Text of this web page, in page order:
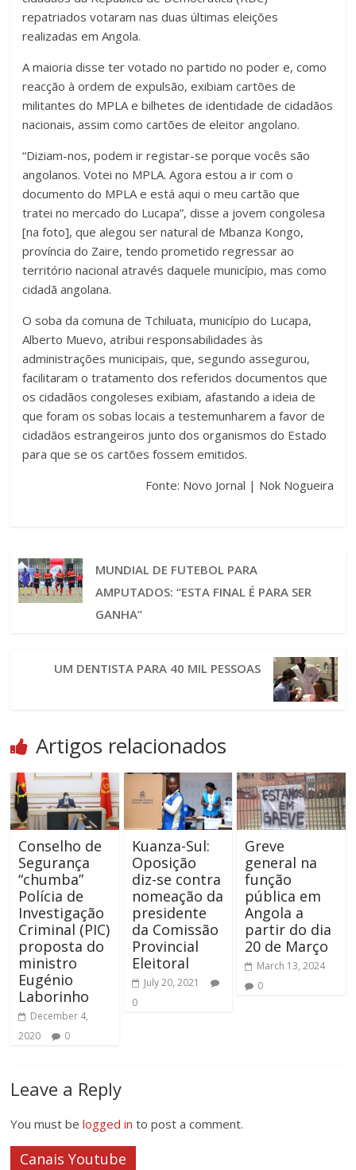
repatriados votaram nas duas últimas eleições
realizadas em Angola.
A maioria disse ter votado no partido no poder e, como
reacção à ordem de expulsão, exibiam cartões de
militantes do MPLA e bilhetes de identidade de cidadãos
nacionais, assim como cartões de eleitor angolano.
“Diziam-nos, podem ir registar-se porque vocês são
angolanos. Votei no MPLA. Agora estou a ir com o
documento do MPLA e está aqui o meu cartão que
tratei no mercado do Lucapa”, disse a jovem congolesa
[na foto], que alegou ser natural de Mbanza Kongo,
província do Zaire, tendo prometido regressar ao
território nacional através daquele município, mas como
cidadã angolana.
O soba da comuna de Tchiluata, município do Lucapa,
Alberto Muevo, atribui responsabilidades às
administrações municipais, que, segundo assegurou,
facilitaram o tratamento dos referidos documentos que
os cidadãos congoleses exibiam, afastando a ideia de
que foram os sobas locais a testemunharem a favor de
cidadãos estrangeiros junto dos organismos do Estado
para que se os cartões fossem emitidos.
Fonte: Novo Jornal | Nok Nogueira
MUNDIAL DE FUTEBOL PARA
AMPUTADOS: “ESTA FINAL É PARA SER
GANHA”
UM DENTISTA PARA 40 MIL PESSOAS
Artigos relacionados
Conselho de
Segurança
“chumba”
Polícia de
Investigação
Criminal (PIC)
proposta do
ministro
Eugénio
Laborinho
December 4,
2020
0
Kuanza-Sul:
Oposição
diz-se contra
nomeação da
presidente
da Comissão
Provincial
Eleitoral
July 20, 2021
0
Greve
general na
função
pública em
Angola a
partir do dia
20 de Março
March 13, 2024
0
Leave a Reply
You must belogged in to post a comment.
Canais Youtube